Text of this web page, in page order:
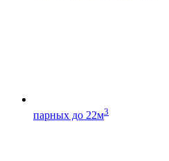
парных до 22м3